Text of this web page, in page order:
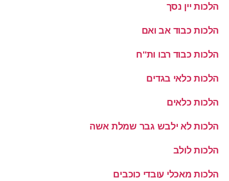
הלכות יין נסך
הלכות כבוד אב ואם
הלכות כבוד רבו ות''ח
הלכות כלאי בגדים
הלכות כלאים
הלכות לא ילבש גבר שמלת אשה
הלכות לולב
הלכות מאכלי עובדי כוכבים